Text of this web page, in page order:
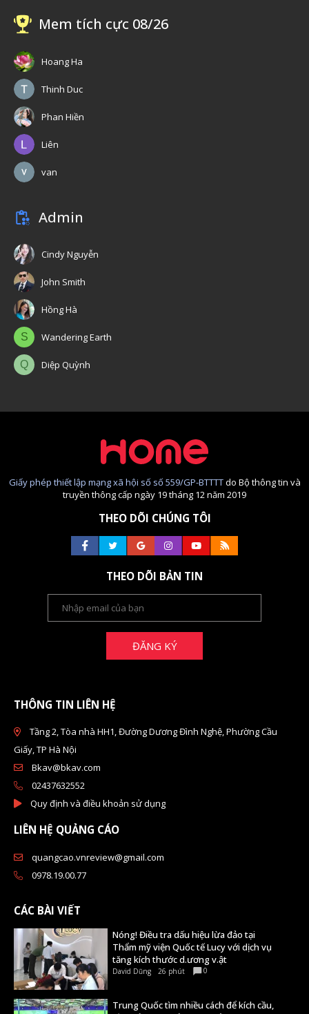
Mem tích cực 08/26
Hoang Ha
Thinh Duc
Phan Hiền
Liên
van
Admin
Cindy Nguyễn
John Smith
Hồng Hà
S Wandering Earth
Q Diệp Quỳnh
Giấy phép thiết lập mạng xã hội số số 559/GP-BTTTTdo Bộ thông tin và
truyền thông cấp ngày 19 tháng 12 năm 2019
THEO DÕI CHÚNG TÔI
THEO DÕI BẢN TIN
ĐĂNG KÝ
THÔNG TIN LIÊN HỆ
Tầng 2, Tòa nhà HH1, Đường Dương Đình Nghệ, Phường Cầu
Giấy, TP Hà Nội
Bkav@bkav.com
02437632552
Quy định và điều khoản sử dụng
LIÊN HỆ QUẢNG CÁO
quangcao.vnreview@gmail.com
0978.19.00.77
CÁC BÀI VIẾT
Nóng! Điều tra dấu hiệu lừa đảo tại
Thẩm mỹ viện Quốc tế Lucy với dịch vụ
tăng kích thước d.ương v.ật
David Dũng 26 phút 0
Trung Quốc tìm nhiều cách để kích cầu,